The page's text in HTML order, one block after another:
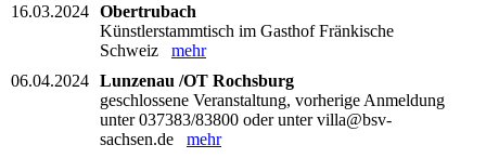
16.03.2024 Obertrubach
Künstlerstammtisch im Gasthof Fränkische
Schweiz mehr
06.04.2024 Lunzenau /OT Rochsburg
geschlossene Veranstaltung, vorherige Anmeldung
unter 037383/83800 oder unter villa@bsv-
sachsen.de mehr